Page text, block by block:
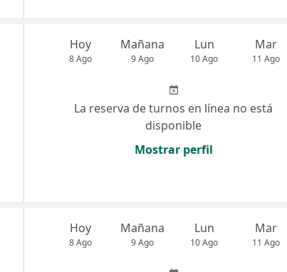
Hoy
8 Ago
Mañana
9 Ago
Lun
10 Ago
Mar
11 Ago
La reserva de turnos en línea no está
disponible
Mostrar perfil
Hoy
8 Ago
Mañana
9 Ago
Lun
10 Ago
Mar
11 Ago